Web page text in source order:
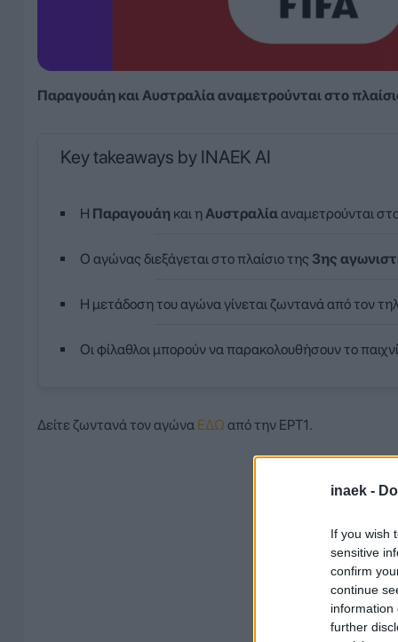
inaek -
If you wish
sensitive
confirm
continue
information
further
Παραγουάη και Αυστραλία αναμετρούνται στο
Key takeaways by INAEK AI
Η Παραγουάηκαι ηΑυστραλίααναμετρούνται
Ο αγώνας διεξάγεται στο πλαίσιο της 3ης
Η μετάδοση του αγώνα γίνεται ζωντανά από τον
Οι φίλαθλοι μπορούν να παρακολουθήσουν το
Δείτε ζωντανά τον αγώνα ΕΔΩ από την ΕΡΤ1.